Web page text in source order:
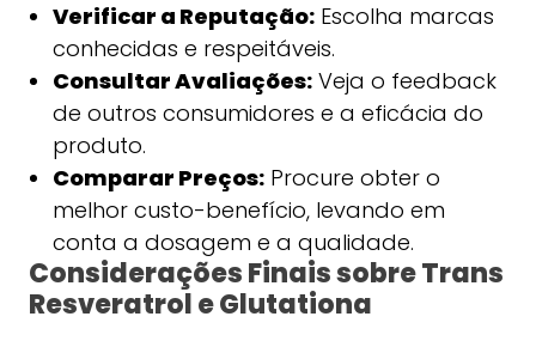
Verificar a Reputação:Escolha marcas
conhecidas e respeitáveis.
Consultar Avaliações:Veja o feedback
de outros consumidores e a eficácia do
produto.
Comparar Preços:Procure obter o
melhor custo-benefício, levando em
conta a dosagem e a qualidade.
Considerações Finais sobre Trans
Resveratrol e Glutationa